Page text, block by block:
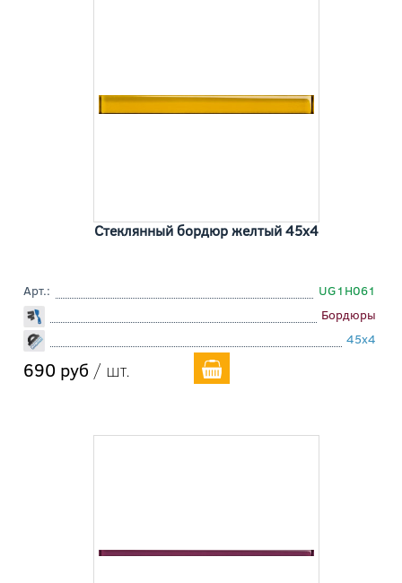
Стеклянный бордюр желтый 45x4
Арт.:
UG1H061
Бордюры
45x4
690 руб / шт.